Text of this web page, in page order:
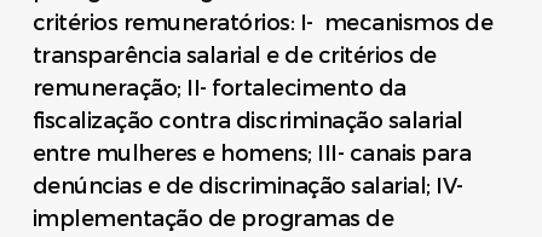
critérios remuneratórios: I- mecanismos de
transparência salarial e de critérios de
remuneração; II- fortalecimento da
fiscalização contra discriminação salarial
entre mulheres e homens; III- canais para
denúncias e de discriminação salarial; IV-
implementação de programas de